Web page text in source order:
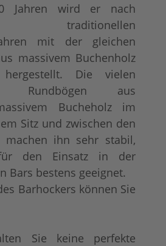
Jahren wird er nach
traditionellen
mit der gleichen
massivem Buchenholz
hergestellt. Die vielen
Rundbögen aus
Bucheholz im
Sitz und zwischen den
machen ihn sehr stabil,
den Einsatz in der
Bars bestens geeignet.
Barhockers können Sie
Sie keine perfekte